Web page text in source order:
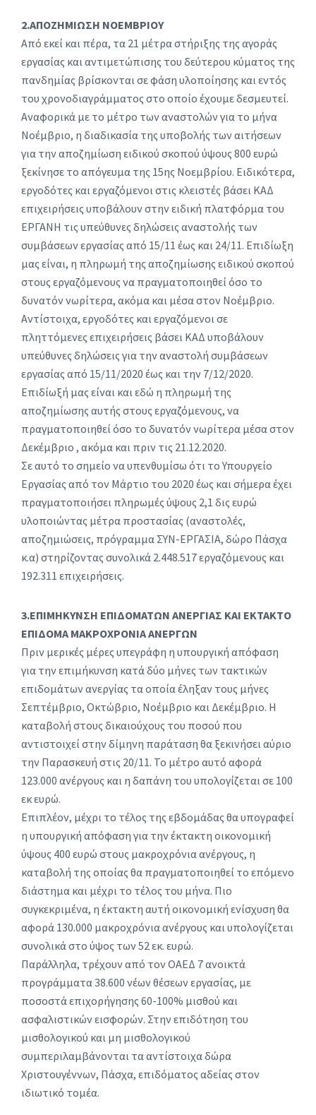
2.ΑΠΟΖΗΜΙΩΣΗ ΝΟΕΜΒΡΙΟΥ
Από εκεί και πέρα, τα 21 μέτρα στήριξης της αγοράς
εργασίας και αντιμετώπισης του δεύτερου κύματος της
πανδημίας βρίσκονται σε φάση υλοποίησης και εντός
του χρονοδιαγράμματος στο οποίο έχουμε δεσμευτεί.
Αναφορικά με το μέτρο των αναστολών για το μήνα
Νοέμβριο, η διαδικασία της υποβολής των αιτήσεων
για την αποζημίωση ειδικού σκοπού ύψους 800 ευρώ
ξεκίνησε το απόγευμα της 15ης Νοεμβρίου. Ειδικότερα,
εργοδότες και εργαζόμενοι στις κλειστές βάσει ΚΑΔ
επιχειρήσεις υποβάλουν στην ειδική πλατφόρμα του
ΕΡΓΑΝΗ τις υπεύθυνες δηλώσεις αναστολής των
συμβάσεων εργασίας από 15/11 έως και 24/11. Επιδίωξη
μας είναι, η πληρωμή της αποζημίωσης ειδικού σκοπού
στους εργαζόμενους να πραγματοποιηθεί όσο το
δυνατόν νωρίτερα, ακόμα και μέσα στον Νοέμβριο.
Αντίστοιχα, εργοδότες και εργαζόμενοι σε
πληττόμενες επιχειρήσεις βάσει ΚΑΔ υποβάλουν
υπεύθυνες δηλώσεις για την αναστολή συμβάσεων
εργασίας από 15/11/2020 έως και την 7/12/2020.
Επιδίωξή μας είναι και εδώ η πληρωμή της
αποζημίωσης αυτής στους εργαζόμενους, να
πραγματοποιηθεί όσο το δυνατόν νωρίτερα μέσα στον
Δεκέμβριο , ακόμα και πριν τις 21.12.2020.
Σε αυτό το σημείο να υπενθυμίσω ότι το Υπουργείο
Εργασίας από τον Μάρτιο του 2020 έως και σήμερα έχει
πραγματοποιήσει πληρωμές ύψους 2,1 δις ευρώ
υλοποιώντας μέτρα προστασίας (αναστολές,
αποζημιώσεις, πρόγραμμα ΣΥΝ-ΕΡΓΑΣΙΑ, δώρο Πάσχα
κ.α) στηρίζοντας συνολικά 2.448.517 εργαζόμενους και
192.311 επιχειρήσεις.
3.ΕΠΙΜΗΚΥΝΣΗ ΕΠΙΔΟΜΑΤΩΝ ΑΝΕΡΓΙΑΣ ΚΑΙ ΕΚΤΑΚΤΟ
ΕΠΙΔΟΜΑ ΜΑΚΡΟΧΡΟΝΙΑ ΑΝΕΡΓΩΝ
Πριν μερικές μέρες υπεγράφη η υπουργική απόφαση
για την επιμήκυνση κατά δύο μήνες των τακτικών
επιδομάτων ανεργίας τα οποία έληξαν τους μήνες
Σεπτέμβριο, Οκτώβριο, Νοέμβριο και Δεκέμβριο. Η
καταβολή στους δικαιούχους του ποσού που
αντιστοιχεί στην δίμηνη παράταση θα ξεκινήσει αύριο
την Παρασκευή στις 20/11. Το μέτρο αυτό αφορά
123.000 ανέργους και η δαπάνη του υπολογίζεται σε 100
εκ ευρώ.
Επιπλέον, μέχρι το τέλος της εβδομάδας θα υπογραφεί
η υπουργική απόφαση για την έκτακτη οικονομική
ύψους 400 ευρώ στους μακροχρόνια ανέργους, η
καταβολή της οποίας θα πραγματοποιηθεί το επόμενο
διάστημα και μέχρι το τέλος του μήνα. Πιο
συγκεκριμένα, η έκτακτη αυτή οικονομική ενίσχυση θα
αφορά 130.000 μακροχρόνια ανέργους και υπολογίζεται
συνολικά στο ύψος των 52 εκ. ευρώ.
Παράλληλα, τρέχουν από τον ΟΑΕΔ 7 ανοικτά
προγράμματα 38.600 νέων θέσεων εργασίας, με
ποσοστά επιχορήγησης 60-100% μισθού και
ασφαλιστικών εισφορών. Στην επιδότηση του
μισθολογικού και μη μισθολογικού
συμπεριλαμβάνονται τα αντίστοιχα δώρα
Χριστουγέννων, Πάσχα, επιδόματος αδείας στον
ιδιωτικό τομέα.